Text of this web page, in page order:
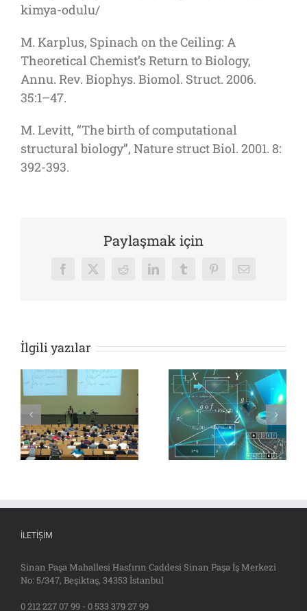
kimya-odulu/
M. Karplus, Spinach on the Ceiling: A
Theoretical Chemist’s Return to Biology,
Annu. Rev. Biophys. Biomol. Struct. 2006.
35:1–47.
M. Levitt, “The birth of computational
structural biology”, Nature struct Biol. 2001. 8:
392-393.
Paylaşmak için
Facebook
X Reddit LinkedInTumblrPinterest
E-
İlgili yazılar
İLETIŞIM
Sinan Paşa Mahallesi Hasfırın Caddesi Sinan Paşa İş Merkezi
No: 5/347, Beşiktaş, 34353 İstanbul
0 212 227 07 99 - 0 533 379 27 99